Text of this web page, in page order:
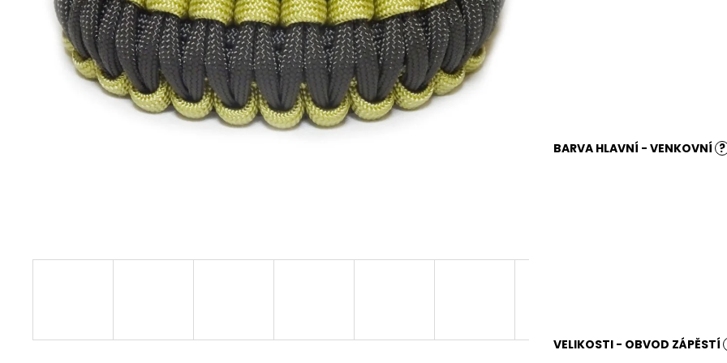
BARVA HLAVNÍ - VENKOVNÍ ?
VELIKOSTI - OBVOD ZÁPĚSTÍ